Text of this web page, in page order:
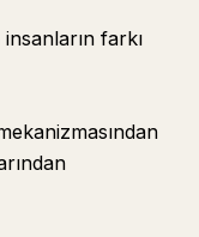
farkı